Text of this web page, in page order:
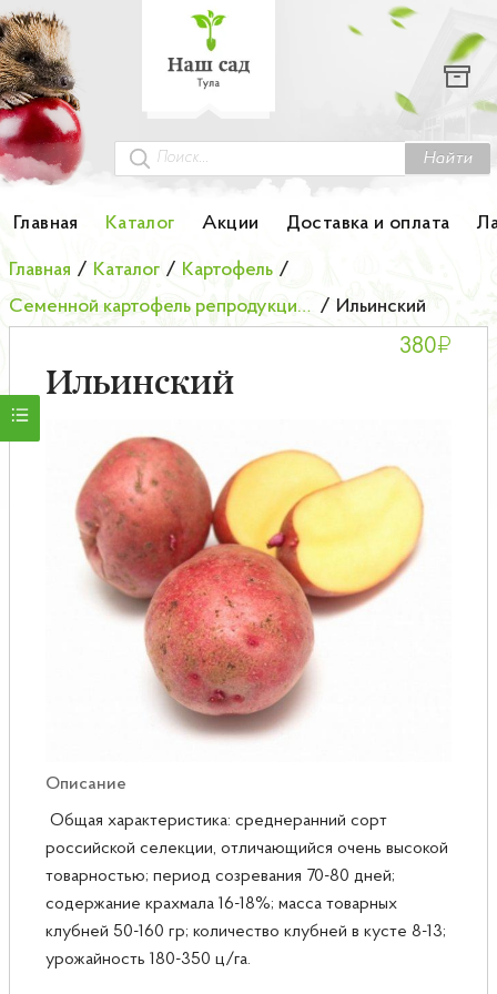
Найти
Главная Каталог Акции Доставка и оплата
Каталог
Гортензии
Грунты
Колоновидные деревья
Лук-севок
Малина
Мини-деревья
НОВИНКА Английские и Японские розы
Саженцы плодовые
Главная / Каталог / Картофель /
Семенной картофель репродукции элита / Ильинский
Ильинский
380₽
Описание
Общая характеристика: среднеранний сорт
российской селекции, отличающийся очень высокой
товарностью; период созревания 70-80 дней;
содержание крахмала 16-18%; масса товарных
клубней 50-160 гр; количество клубней в кусте 8-13;
урожайность 180-350 ц/га.